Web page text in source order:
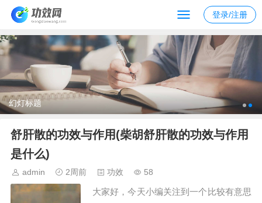
登录/注册
幻灯标题
舒肝散的功效与作用(柴胡舒肝散的功效与作用
是什么)
admin 2周前 功效 58
大家好，今天小编关注到一个比较有意思